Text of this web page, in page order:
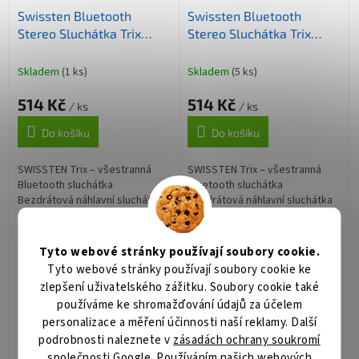
Tyto webové stránky používají soubory cookie.
Tyto webové stránky používají soubory cookie ke
zlepšení uživatelského zážitku. Soubory cookie také
používáme ke shromažďování údajů za účelem
personalizace a měření účinnosti naší reklamy. Další
podrobnosti naleznete v zásadách ochrany soukromí
Swissten Bluetooth
Stereo Sluchátka Trix
Skladem (1 ks)
514 Kč / ks
Do košíku
SWISSTEN Trix – všestranná
Bluetooth sluchátka
Bezdrátová náhlavní sluchátka
SWISSTEN Trix s kvalitní audio
váš komfort. Odhlučněné
provedení...
Swissten Bluetooth
Stereo Sluchátka Trix
Skladem (5 ks)
514 Kč / ks
Do košíku
SWISSTEN Trix – všestranná
Bluetooth sluchátka
Bezdrátová náhlavní sluchátka
SWISSTEN Trix s kvalitní audio
reprodukcí a provedením pro
váš komfort. Odhlučněné
provedení...